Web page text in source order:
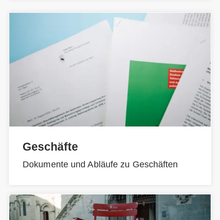
Geschäfte
Dokumente und Abläufe zu Geschäften